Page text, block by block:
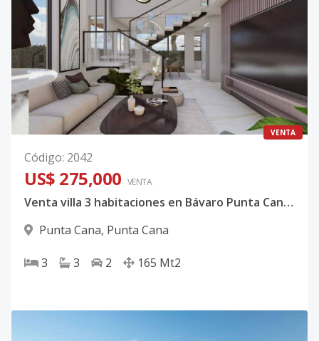
VENTA
Código: 2042
US$ 275,000 VENTA
Venta villa 3 habitaciones en Bávaro Punta Cana República Dominicana
Punta Cana, Punta Cana
3 3 2 165 Mt2